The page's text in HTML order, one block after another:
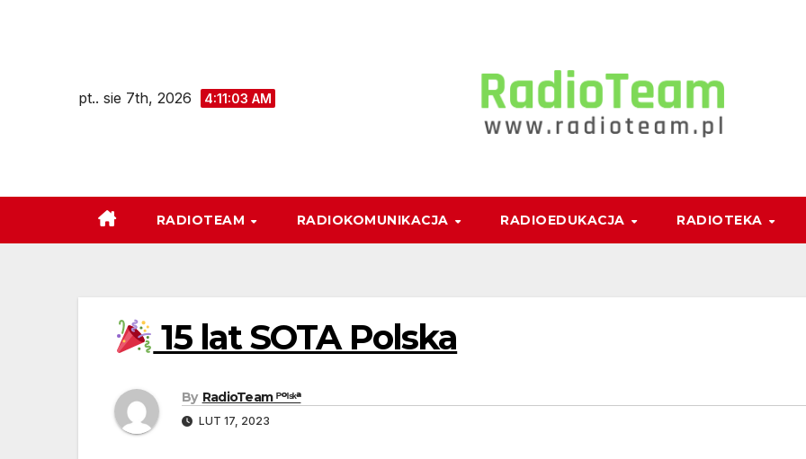
pt.. sie 7th, 2026
4:11:04 AM
RADIOTEAM RADIOKOMUNIKACJA RADIOEDUKACJA RADIOTEKA
15 lat SOTA Polska
By RadioTeam ᴾᵒˡˢᵏᵃ
LUT 17, 2023